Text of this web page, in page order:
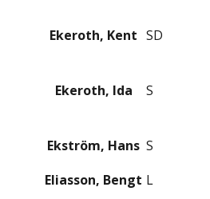
Ekeroth, Kent SD
Ekeroth, Ida S
Ekström, Hans S
Eliasson, Bengt L